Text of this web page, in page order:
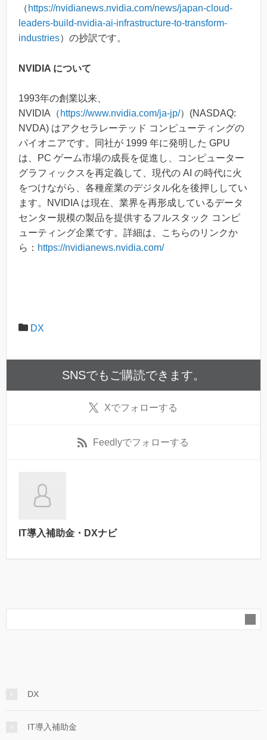
（ https://nvidianews.nvidia.com/news/japan-cloud-
leaders-build-nvidia-ai-infrastructure-to-transform-
industries）の抄訳です。
NVIDIA について
1993年の創業以来、
NVIDIA（ https://www.nvidia.com/ja-jp/）(NASDAQ:
NVDA) はアクセラレーテッド コンピューティングの
パイオニアです。同社が 1999 年に発明した GPU
は、PC ゲーム市場の成長を促進し、コンピューター
グラフィックスを再定義して、現代の AI の時代に火
をつけながら、各種産業のデジタル化を後押ししてい
ます。NVIDIA は現在、業界を再形成しているデータ
センター規模の製品を提供するフルスタック コンピ
ューティング企業です。詳細は、こちらのリンクか
ら： https://nvidianews.nvidia.com/
DX
SNSでもご購読できます。
Xでフォローする
Feedlyでフォローする
IT導入補助金・DXナビ
DX
IT導入補助金